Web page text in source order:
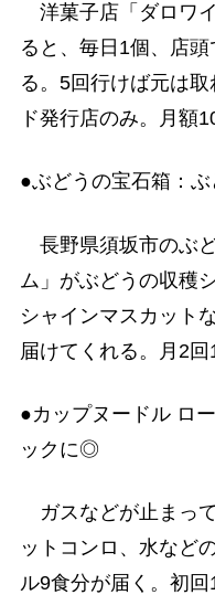
洋菓子店「ダロワ
ると、毎日1個、店
る。5回行けば元は
ド発行店のみ。月額
●ぶどうの宝石箱：
長野県須坂市のぶ
ム」がぶどうの収穫
シャインマスカット
届けてくれる。月2回
●カップヌードル ロ
ックに◎
ガスなどが止まっ
ットコンロ、水など
ル9食分が届く。初